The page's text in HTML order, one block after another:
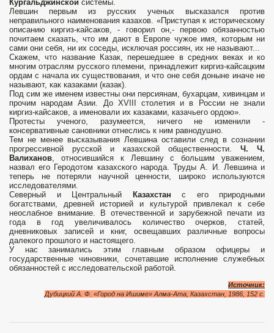
Кургальджинской системы.
Левшин первым из русских ученых высказался против
неправильного наименования казахов. «Приступая к историческому
описанию киргиз-кайсаков, - говорил он,- первою обязанностью
почитаем сказать, что им дают в Европе чужое имя, которым ни
сами они себя, ни их соседы, исключая россиян, их не называют...
Скажем, что название Казак, перешедшее в средних веках и ко
многим отраслям русского племени, принадлежит киргиз-кайсацким
ордам с начала их существования, и что оне себя доныне иначе не
называют, как казаками (казак).
Под сим же именем известны они персиянам, бухарцам, хивинцам и
прочим народам Азии. До XVIII столетия и в России не знали
киргиз-кайсаков, а именовали их казаками, казачьего ордою».
Протесты ученого, разумеется, ничего не изменили -
консервативные сановники отнеслись к ним равнодушно.
Тем не менее высказывания Левшина оставили след в сознании
прогрессивной русской и казахской общественности. Ч. Ч.
Валиханов, относившийся к Левшину с большим уважением,
назвал его Геродотом казахского народа. Труды А. И. Левшина и
теперь не потеряли научной ценности, широко используются
исследователями.
Северный и Центральный
Казахстан с его природными
богатствами, древней историей и культурой привлекал к себе
неослабное внимание. В отечественной и зарубежной печати из
года в год увеличивалось количество очерков, статей,
дневниковых записей и книг, освещавших различные вопросы
далекого прошлого и настоящего.
У нас занимались этим главным образом офицеры и
государственные чиновники, сочетавшие исполнение служебных
обязанностей с исследовательской работой.
Источник:
Дубицкий А. Ф. «Город на Ишиме» Алма-Ата, Казахстан, 1986, 152 с.